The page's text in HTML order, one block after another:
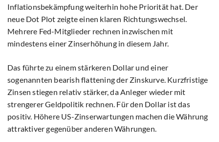
Inflationsbekämpfung weiterhin hohe Priorität hat. Der
neue Dot Plot zeigte einen klaren Richtungswechsel.
Mehrere Fed-Mitglieder rechnen inzwischen mit
mindestens einer Zinserhöhung in diesem Jahr.
Das führte zu einem stärkeren Dollar und einer
sogenannten bearish flattening der Zinskurve. Kurzfristige
Zinsen stiegen relativ stärker, da Anleger wieder mit
strengerer Geldpolitik rechnen. Für den Dollar ist das
positiv. Höhere US-Zinserwartungen machen die Währung
attraktiver gegenüber anderen Währungen.